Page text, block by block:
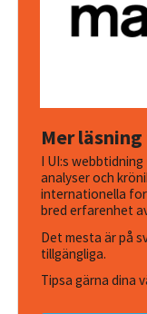
Mer
I UI:s webbtidning
analyser och
internationella
bred erfarenhet
Det mesta är på
tillgängliga.
Tipsa gärna dina